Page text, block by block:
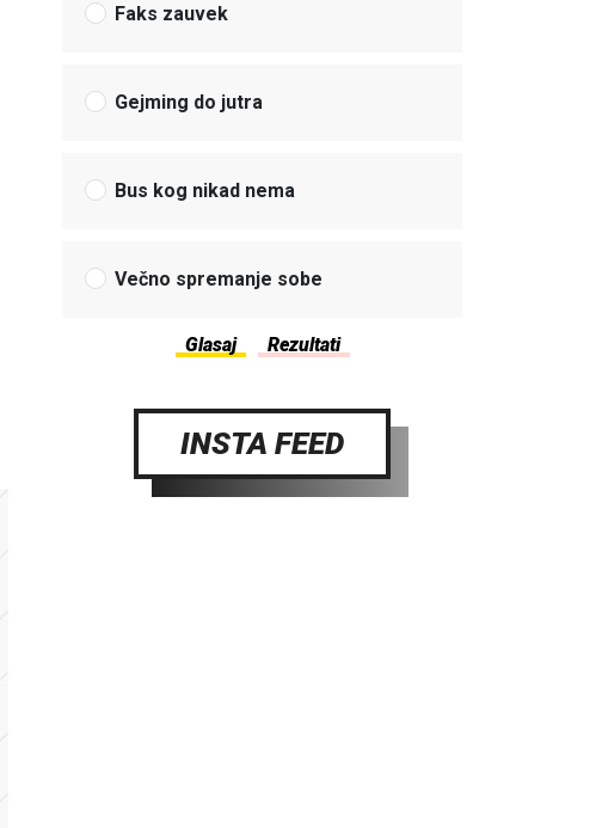
Faks zauvek
Gejming do jutra
Bus kog nikad nema
Večno spremanje sobe
INSTA FEED